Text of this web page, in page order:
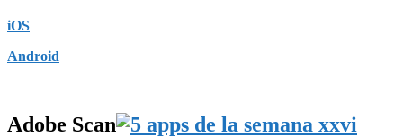
iOS
Android
Adobe Scan